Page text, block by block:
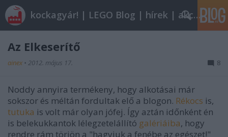
kockagyár! | LEGO Blog | hírek | akciók |
Az Elkeserítő
ainex • 2012. május 17. 8
Noddy annyira termékeny, hogy alkotásai már
sokszor és méltán fordultak elő a blogon. Rékocs is,
tutuka is volt már olyan jófej. Így aztán időnként én
is belekukkantok lélegzetelállító galériáiba, hogy
rendre rám törjön a "hagyjuk a fenébe az egészet!"